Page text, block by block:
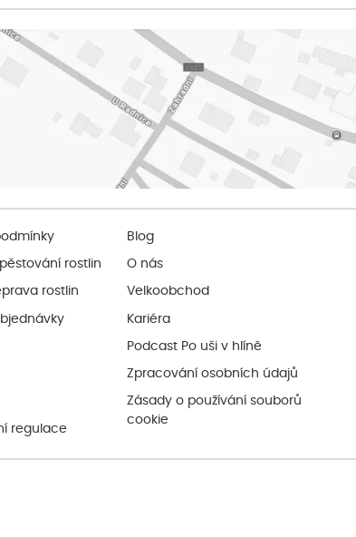
rostlin
rostlin
regulace
Blog
O nás
Velkoobchod
Kariéra
Podcast Po uši v hlíně
Zpracování osobních údajů
Zásady o používání souborů
cookie